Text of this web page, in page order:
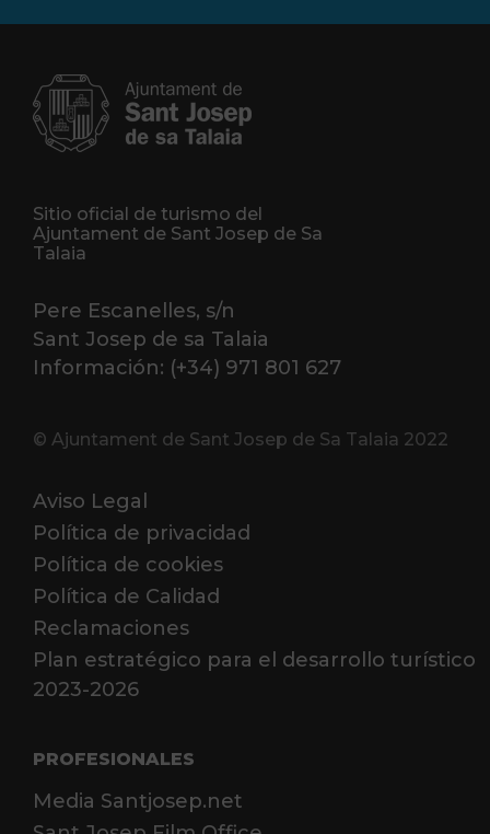
Sitio oficial de turismo del
Ajuntament de Sant Josep de Sa
Talaia
Pere Escanelles, s/n
Sant Josep de sa Talaia
Información: (+34) 971 801 627
© Ajuntament de Sant Josep de Sa Talaia 2022
Aviso Legal
Política de privacidad
Política de cookies
Política de Calidad
Reclamaciones
Plan estratégico para el desarrollo turístico
2023-2026
PROFESIONALES
Media Santjosep.net